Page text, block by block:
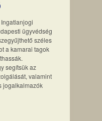
ügyvédség
széles
a kamarai tagok
segítsük az
valamint
jogalkalmazók